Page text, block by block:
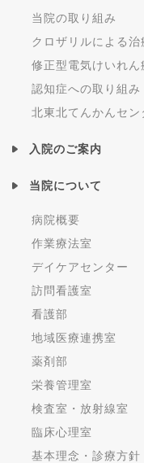
当院の取り組み
クロザリルによる治
修正型電気けいれん
認知症への取り組み
北東北てんかんセン
入院のご案内
当院について
病院概要
作業療法室
デイケアセンター
訪問看護室
看護部
地域医療連携室
薬剤部
栄養管理室
検査室・放射線室
臨床心理室
基本理念・診療方針